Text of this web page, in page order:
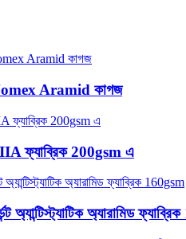
Aramid কাগজ
ফ্যাব্রিক 200gsm এ
অ্যান্টিস্ট্যাটিক অ্যারামিড